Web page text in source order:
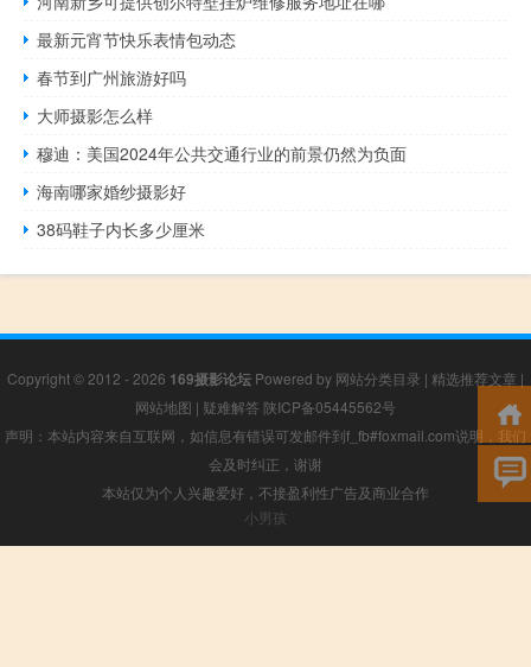
最新元宵节快乐表情包动态
春节到广州旅游好吗
大师摄影怎么样
穆迪：美国2024年公共交通行业的前景仍然为负面
海南哪家婚纱摄影好
38码鞋子内长多少厘米
Copyright © 2012 - 2026 169摄影论坛 Powered by 网站分类目录 | 精选推荐文章 |
网站地图 | 疑难解答 陕ICP备05445562号
声明：本站内容来自互联网，如信息有错误可发邮件到f_fb#foxmail.com说明，我们
会及时纠正，谢谢
本站仅为个人兴趣爱好，不接盈利性广告及商业合作
小男孩